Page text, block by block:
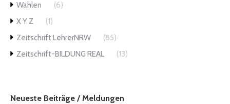
Wahlen
(6)
X Y Z
(1)
Zeitschrift LehrerNRW
(85)
Zeitschrift-BILDUNG REAL
(13)
Neueste Beiträge / Meldungen